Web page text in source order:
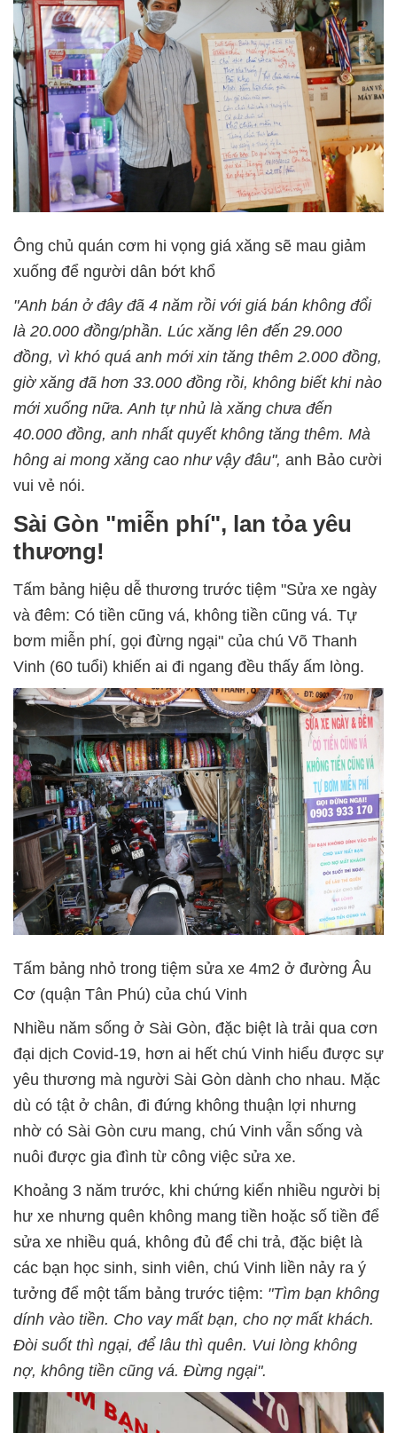
Ông chủ quán cơm hi vọng giá xăng sẽ mau giảm
xuống để người dân bớt khổ
"Anh bán ở đây đã 4 năm rồi với giá bán không đổi
là 20.000 đồng/phần. Lúc xăng lên đến 29.000
đồng, vì khó quá anh mới xin tăng thêm 2.000 đồng,
giờ xăng đã hơn 33.000 đồng rồi, không biết khi nào
mới xuống nữa. Anh tự nhủ là xăng chưa đến
40.000 đồng, anh nhất quyết không tăng thêm. Mà
hông ai mong xăng cao như vậy đâu", anh Bảo cười
vui vẻ nói.
Sài Gòn "miễn phí", lan tỏa yêu
thương!
Tấm bảng hiệu dễ thương trước tiệm "Sửa xe ngày
và đêm: Có tiền cũng vá, không tiền cũng vá. Tự
bơm miễn phí, gọi đừng ngại" của chú Võ Thanh
Vinh (60 tuổi) khiến ai đi ngang đều thấy ấm lòng.
Tấm bảng nhỏ trong tiệm sửa xe 4m2 ở đường Âu
Cơ (quận Tân Phú) của chú Vinh
Nhiều năm sống ở Sài Gòn, đặc biệt là trải qua cơn
đại dịch Covid-19, hơn ai hết chú Vinh hiểu được sự
yêu thương mà người Sài Gòn dành cho nhau. Mặc
dù có tật ở chân, đi đứng không thuận lợi nhưng
nhờ có Sài Gòn cưu mang, chú Vinh vẫn sống và
nuôi được gia đình từ công việc sửa xe.
Khoảng 3 năm trước, khi chứng kiến nhiều người bị
hư xe nhưng quên không mang tiền hoặc số tiền để
sửa xe nhiều quá, không đủ để chi trả, đặc biệt là
các bạn học sinh, sinh viên, chú Vinh liền nảy ra ý
tưởng để một tấm bảng trước tiệm: "Tìm bạn không
dính vào tiền. Cho vay mất bạn, cho nợ mất khách.
Đòi suốt thì ngại, để lâu thì quên. Vui lòng không
nợ, không tiền cũng vá. Đừng ngại".